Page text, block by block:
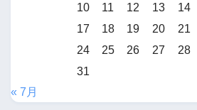
10
11 12 13 14
17
18 19 20 21
24
25 26 27 28
31
« 7月